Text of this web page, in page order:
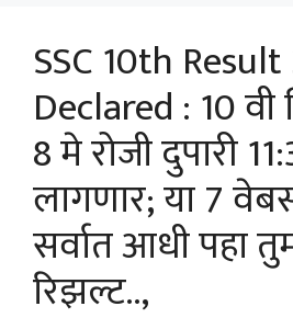
SSC 10th
Declared : 10
8 मे रोजी दुपारी
लागणार; या 7
सर्वात आधी पहा
रिझल्ट..,